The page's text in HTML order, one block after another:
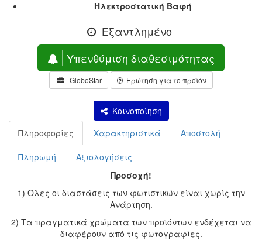
Ηλεκτροστατική Βαφή
Εξαντλημένο
Υπενθύμιση διαθεσιμότητας
GloboStar Ερώτηση για το προϊόν
Κοινοποίηση
Πληροφορίες
Χαρακτηριστικά Αποστολή
Πληρωμή
Αξιολογήσεις
Προσοχή!
1) Όλες οι διαστάσεις των φωτιστικών είναι χωρίς την
Ανάρτηση.
2) Τα πραγματικά χρώματα των προϊόντων ενδέχεται να
διαφέρουν από τις φωτογραφίες.